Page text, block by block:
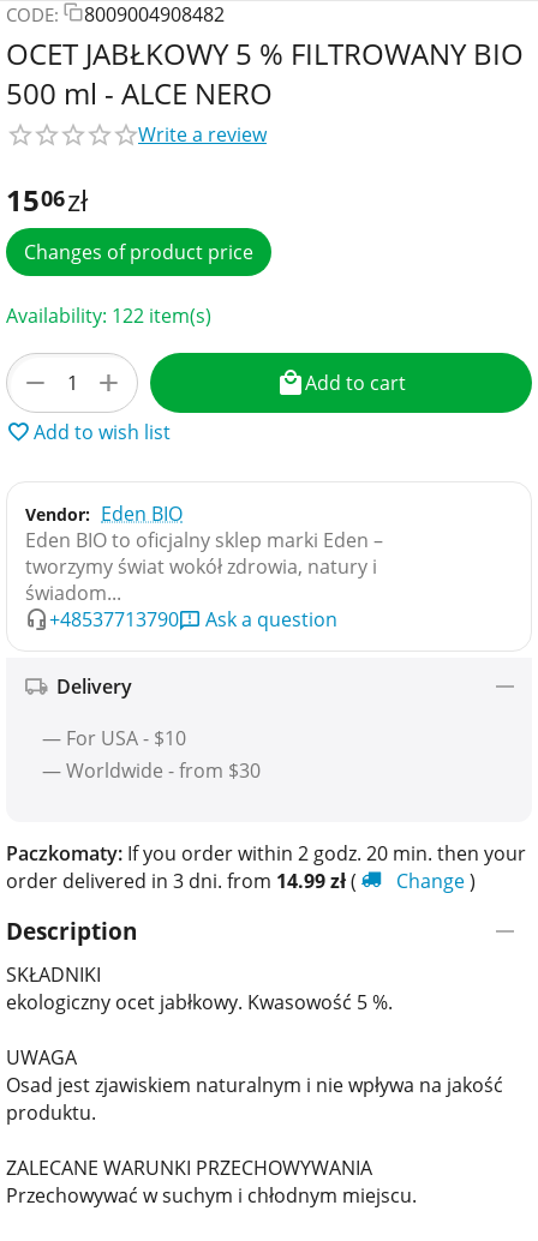
CODE: 8009004908482
OCET JABŁKOWY 5 % FILTROWANY BIO
500 ml - ALCE NERO
Write a review
1506zł
Changes of product price
Availability: 122 item(s)
+
−
Add to cart
Add to wish list
Vendor: Eden BIO
Eden BIO to oficjalny sklep marki Eden –
tworzymy świat wokół zdrowia, natury i
świadom...
+48537713790
Ask a question
Delivery
— For USA - $10
— Worldwide - from $30
Paczkomaty: If you order within 2 godz. 20 min. then your
order delivered in 3 dni. from 14.99zł( Change)
Description
SKŁADNIKI
ekologiczny ocet jabłkowy. Kwasowość 5 %.
UWAGA
Osad jest zjawiskiem naturalnym i nie wpływa na jakość
produktu.
ZALECANE WARUNKI PRZECHOWYWANIA
Przechowywać w suchym i chłodnym miejscu.